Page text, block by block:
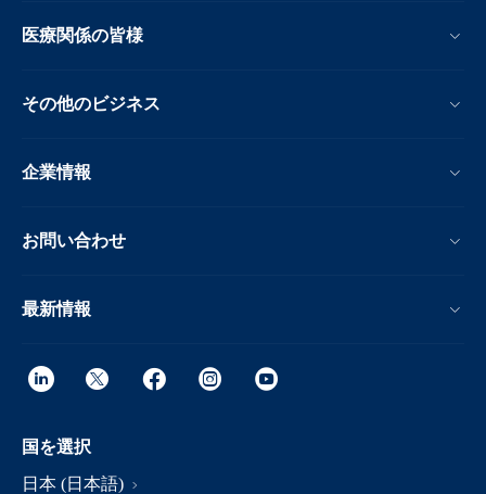
医療関係の皆様
その他のビジネス
企業情報
お問い合わせ
最新情報
国を選択
日本 (日本語)